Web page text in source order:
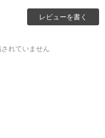
レビューを書く
れていません